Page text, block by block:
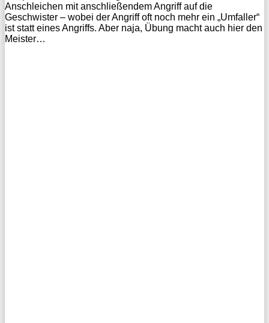
Anschleichen mit anschließendem Angriff auf die
Geschwister – wobei der Angriff oft noch mehr ein „Umfaller“
ist statt eines Angriffs. Aber naja, Übung macht auch hier den
Meister…